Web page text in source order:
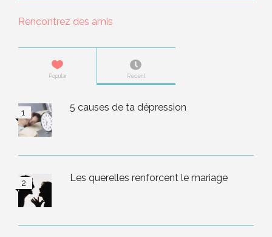
Rencontrez des amis
Popular Recent
5 causes de ta dépression
Les querelles renforcent le mariage